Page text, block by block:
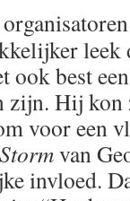
leek
ook best
zijn. Hij
voor een
Stormvan
invloed.